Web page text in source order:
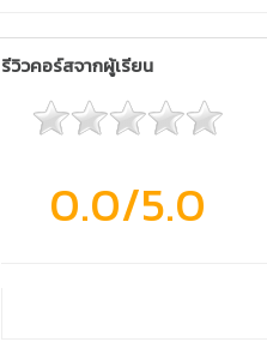
รีวิวคอร์สจากผู้เรียน
0.0/5.0